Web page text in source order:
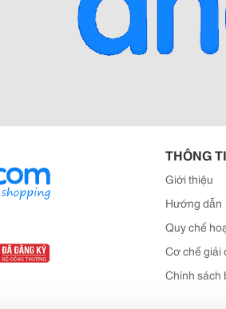
THÔNG
Giới thiệu
Hướng dẫn
Quy chế
Cơ chế giải
Chính sách